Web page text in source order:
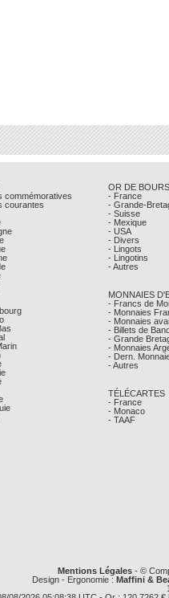
commémoratives
courantes
OR DE
- France
- Grande-
- Suisse
- Mexique
- USA
- Divers
- Lingots
- Lingotins
- Autres
MONNAIES
- Francs de
- Monnaies
- Monnaies
- Billets de
- Grande
- Monnaies
- Dern.
- Autres
TÉLÉCARTES
- France
- Monaco
- TAAF
Mentions Légales- ©
Design - Ergonomie : Maffini &